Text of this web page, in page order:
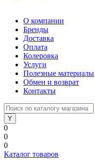
О компании
Бренды
Доставка
Оплата
Колеровка
Услуги
Полезные материалы
Обмен и возврат
Контакты
0
0
0
Каталог товаров